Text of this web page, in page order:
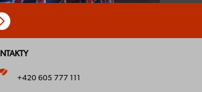
+420 605 777 111